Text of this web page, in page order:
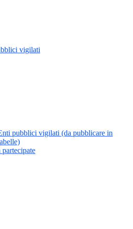
vigilati
pubblici vigilati (da pubblicare in
partecipate